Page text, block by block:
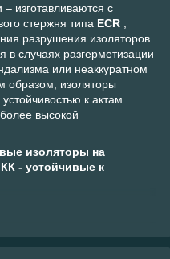
– изготавливаются с
стержня типа ECR
разрушения изоляторов
в случаях разгерметизации
или неаккуратном
образом, изоляторы
к актам
высокой
изоляторы на
- устойчивые к